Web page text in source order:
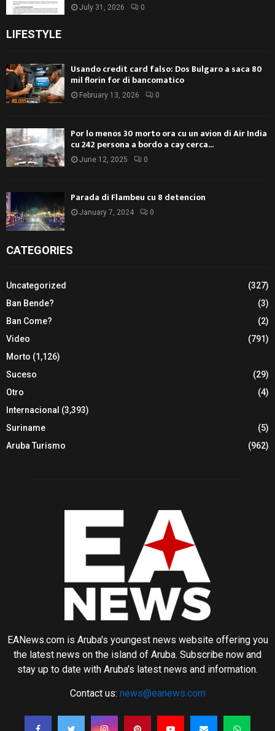
July 31, 2026 0
LIFESTYLE
Usando credit card falso: Dos Bulgaro a saca 80
mil florin for di bancomatico
February 13, 2026 0
Por lo menos 30 morto ora cu un avion di Air India
cu 242 persona a bordo a cay cerca...
June 12, 2025 0
Parada di Flambeu cu 8 detencion
January 7, 2024 0
CATEGORIES
Uncategorized
(327)
Ban Bende?
(3)
Ban Come?
(2)
Video
(791)
Morto (1,126)
Suceso
(29)
Otro
(4)
Internacional (3,393)
Suriname
(5)
Aruba Turismo
(962)
EANews.com is Aruba's youngest news website offering you
the latest news on the island of Aruba. Subscribe now and
stay up to date with Aruba's latest news and information.
Contact us: news@eanews.com